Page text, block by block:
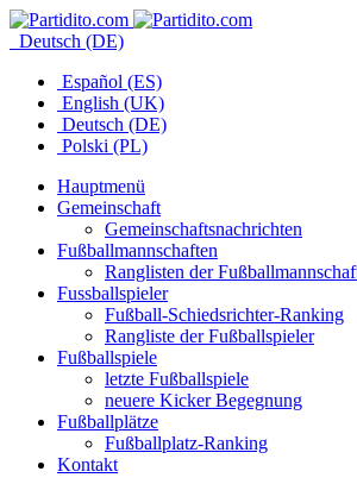
Deutsch (DE)
Español (ES)
English (UK)
Deutsch (DE)
Polski (PL)
Hauptmenü
Gemeinschaft
Gemeinschaftsnachrichten
Fußballmannschaften
Ranglisten der
Fussballspieler
Fußball-Schiedsrichter-Ranking
Rangliste der Fußballspieler
Fußballspiele
letzte Fußballspiele
neuere Kicker Begegnung
Fußballplätze
Fußballplatz-Ranking
Kontakt